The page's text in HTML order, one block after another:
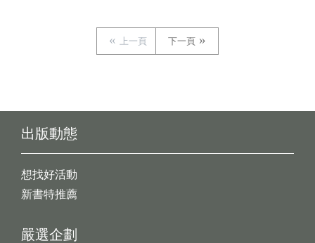
上一頁 下一頁
出版動態
想找好活動
新書特推薦
嚴選企劃